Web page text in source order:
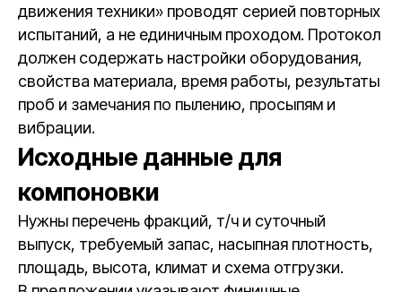
движения техники» проводят серией повторных
испытаний, а не единичным проходом. Протокол
должен содержать настройки оборудования,
свойства материала, время работы, результаты
проб и замечания по пылению, просыпям и
вибрации.
Исходные данные для
компоновки
Нужны перечень фракций, т/ч и суточный
выпуск, требуемый запас, насыпная плотность,
площадь, высота, климат и схема отгрузки.